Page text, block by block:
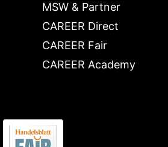
MSW & Partner
CAREER Direct
CAREER Fair
CAREER Academy